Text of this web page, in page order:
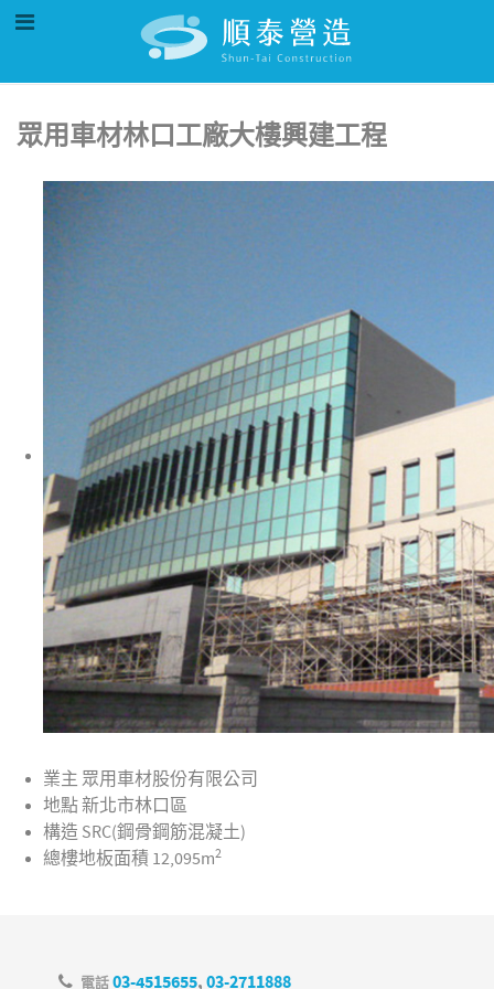
眾用車材林口工廠大樓興建工程
業主 眾用車材股份有限公司
地點新北市林口區
構造 SRC(鋼骨鋼筋混凝土)
總樓地板面積 12,095m2
電話 03-4515655, 03-2711888